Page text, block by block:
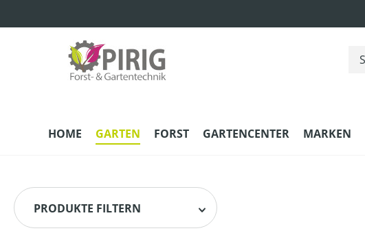
HOME GARTEN FORST GARTENCENTER MARKEN
PRODUKTE FILTERN